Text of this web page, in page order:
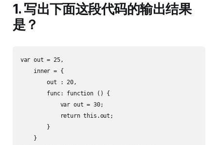
1. 写出下面这段代码的输出结果
是？
var out = 25,
    inner = {
        out : 20,
        func: function () {
            var out = 30;
            return this.out;
        }
    }